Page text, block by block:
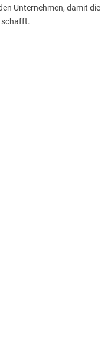
Unternehmen, damit die
schafft.